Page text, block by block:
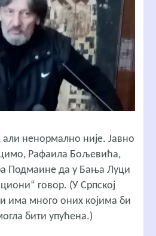
али ненормално није. Јавно
Рафаила Бољевића,
Подмаине да у Бања Луци
говор. (У Српској
има много оних којима би
бити упућена.)